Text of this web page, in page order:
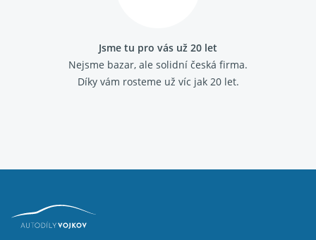
Jsme tu pro vás už 20 let
Nejsme bazar, ale solidní česká firma.
Díky vám rosteme už víc jak 20 let.